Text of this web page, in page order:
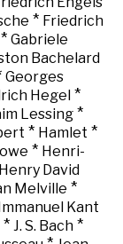
* Friedrich
* Gabriele
Bachelard
Georges
Hegel *
Lessing *
* Hamlet *
* Henri-
Henry David
Melville *
Immanuel Kant
* J. S. Bach*